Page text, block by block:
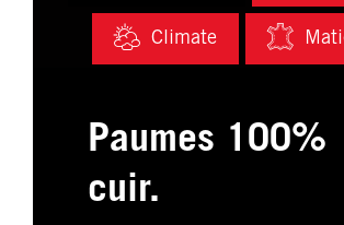
Climate
Paumes 100%
cuir.